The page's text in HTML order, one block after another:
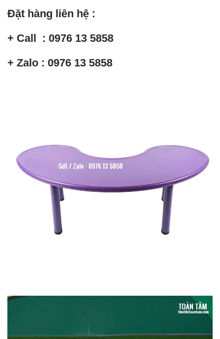
Đặt hàng liên hệ :
+ Call : 0976 13 5858
+ Zalo : 0976 13 5858